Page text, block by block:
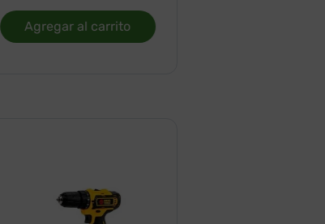
Agregar al carrito